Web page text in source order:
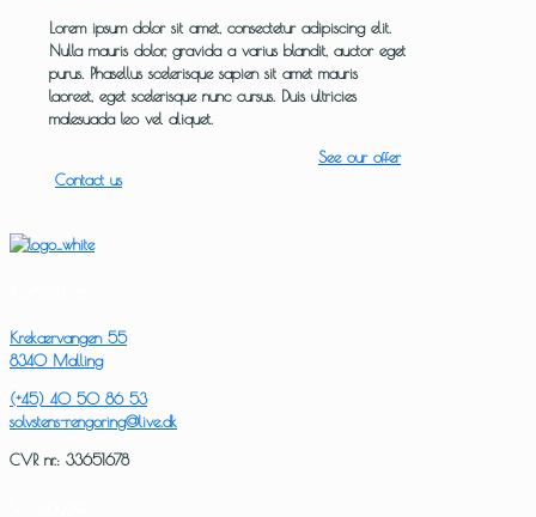
Lorem ipsum dolor sit amet, consectetur adipiscing elit.
Nulla mauris dolor, gravida a varius blandit, auctor eget
purus. Phasellus scelerisque sapien sit amet mauris
laoreet, eget scelerisque nunc cursus. Duis ultricies
malesuada leo vel aliquet.
See our offer
Contact us
Krekærvangen 55
8340 Malling
(+45) 40 50 86 53
solvstens-rengoring@live.dk
CVR nr.: 33651678